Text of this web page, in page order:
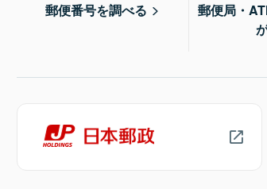
郵便番号を調べる
郵便局・